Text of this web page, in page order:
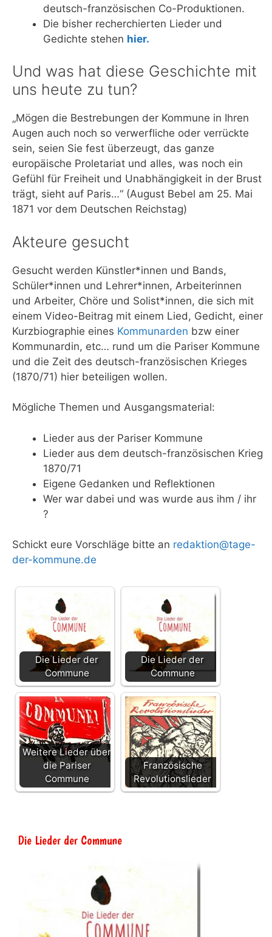
deutsch-französischen Co-Produktionen.
Die bisher recherchierten Lieder und
Gedichte stehen hier.
Und was hat diese Geschichte mit
uns heute zu tun?
„Mögen die Bestrebungen der Kommune in Ihren
Augen auch noch so verwerfliche oder verrückte
sein, seien Sie fest überzeugt, das ganze
europäische Proletariat und alles, was noch ein
Gefühl für Freiheit und Unabhängigkeit in der Brust
trägt, sieht auf Paris…“ (August Bebel am 25. Mai
1871 vor dem Deutschen Reichstag)
Akteure gesucht
Gesucht werden Künstler*innen und Bands,
Schüler*innen und Lehrer*innen, Arbeiterinnen
und Arbeiter, Chöre und Solist*innen, die sich mit
einem Video-Beitrag mit einem Lied, Gedicht, einer
Kurzbiographie eines Kommunarden bzw einer
Kommunardin, etc… rund um die Pariser Kommune
und die Zeit des deutsch-französischen Krieges
(1870/71) hier beteiligen wollen.
Mögliche Themen und Ausgangsmaterial:
Lieder aus der Pariser Kommune
Lieder aus dem deutsch-französischen Krieg
1870/71
Eigene Gedanken und Reflektionen
Wer war dabei und was wurde aus ihm / ihr
?
Schickt eure Vorschläge bitte an redaktion@tage-
der-kommune.de
Die Lieder der
Commune
Die Lieder der
Commune
Weitere Lieder über
die Pariser
Commune
Französische
Revolutionslieder
Die Lieder der Commune